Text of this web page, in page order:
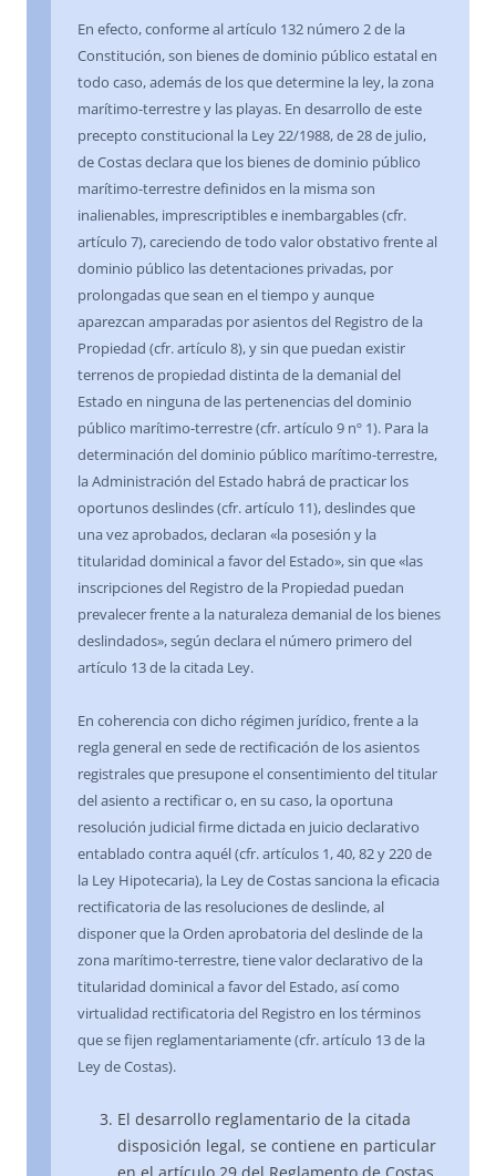
En efecto, conforme al artículo 132 número 2 de la
Constitución, son bienes de dominio público estatal en
todo caso, además de los que determine la ley, la zona
marítimo-terrestre y las playas. En desarrollo de este
precepto constitucional la Ley 22/1988, de 28 de julio,
de Costas declara que los bienes de dominio público
marítimo-terrestre definidos en la misma son
inalienables, imprescriptibles e inembargables (cfr.
artículo 7), careciendo de todo valor obstativo frente al
dominio público las detentaciones privadas, por
prolongadas que sean en el tiempo y aunque
aparezcan amparadas por asientos del Registro de la
Propiedad (cfr. artículo 8), y sin que puedan existir
terrenos de propiedad distinta de la demanial del
Estado en ninguna de las pertenencias del dominio
público marítimo-terrestre (cfr. artículo 9 nº 1). Para la
determinación del dominio público marítimo-terrestre,
la Administración del Estado habrá de practicar los
oportunos deslindes (cfr. artículo 11), deslindes que
una vez aprobados, declaran «la posesión y la
titularidad dominical a favor del Estado», sin que «las
inscripciones del Registro de la Propiedad puedan
prevalecer frente a la naturaleza demanial de los bienes
deslindados», según declara el número primero del
artículo 13 de la citada Ley.
En coherencia con dicho régimen jurídico, frente a la
regla general en sede de rectificación de los asientos
registrales que presupone el consentimiento del titular
del asiento a rectificar o, en su caso, la oportuna
resolución judicial firme dictada en juicio declarativo
entablado contra aquél (cfr. artículos 1, 40, 82 y 220 de
la Ley Hipotecaria), la Ley de Costas sanciona la eficacia
rectificatoria de las resoluciones de deslinde, al
disponer que la Orden aprobatoria del deslinde de la
zona marítimo-terrestre, tiene valor declarativo de la
titularidad dominical a favor del Estado, así como
virtualidad rectificatoria del Registro en los términos
que se fijen reglamentariamente (cfr. artículo 13 de la
Ley de Costas).
El desarrollo reglamentario de la citada
disposición legal, se contiene en particular